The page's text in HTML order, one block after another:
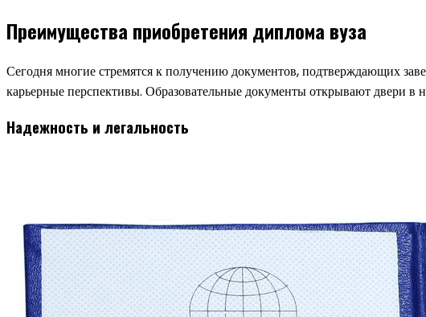
Преимущества приобретения диплома вуза
Сегодня многие стремятся к получению документов, подтверждающих
карьерные перспективы. Образовательные документы открывают двери
Надежность и легальность